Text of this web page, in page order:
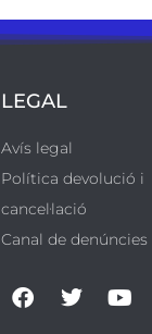
LEGAL
Avís legal
Política devolució i
cancel·lació
Canal de denúncies